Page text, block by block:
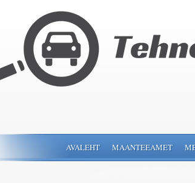
AVALEHT MAANTEEAMET